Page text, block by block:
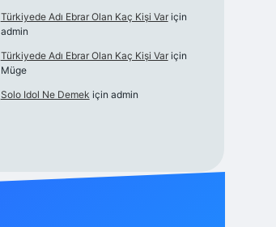
Türkiyede Adı Ebrar Olan Kaç Kişi Variçin
admin
Türkiyede Adı Ebrar Olan Kaç Kişi Variçin
Müge
Solo Idol Ne Demek için admin